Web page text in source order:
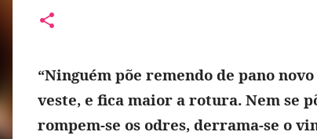
“Ninguém põe remendo de pano
veste, e fica maior a rotura. Nem se
rompem-se os odres, derrama-se o